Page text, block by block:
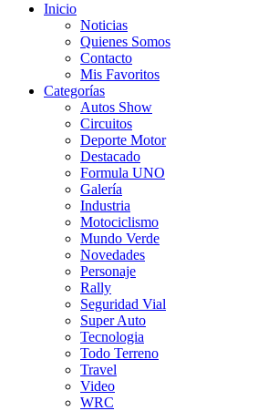
Inicio
Noticias
Quienes Somos
Contacto
Mis Favoritos
Categorías
Autos Show
Circuitos
Deporte Motor
Destacado
Formula UNO
Galería
Industria
Motociclismo
Mundo Verde
Novedades
Personaje
Rally
Seguridad Vial
Super Auto
Tecnologia
Todo Terreno
Travel
Video
WRC